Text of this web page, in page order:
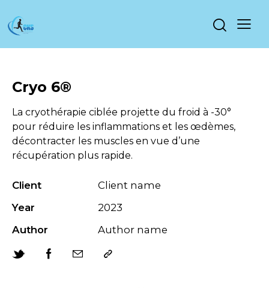
Cryo 6®
La cryothérapie ciblée projette du froid à -30°
pour réduire les inflammations et les œdèmes,
décontracter les muscles en vue d’une
récupération plus rapide.
Client
Client name
Year
2023
Author
Author name